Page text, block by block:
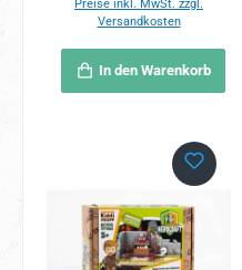
Preise inkl. MwSt. zzgl.
Versandkosten
In den Warenkorb